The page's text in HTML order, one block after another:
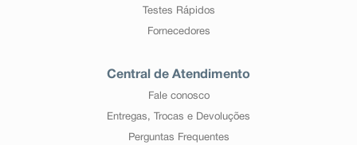
Testes Rápidos
Fornecedores
Central de Atendimento
Fale conosco
Entregas, Trocas e Devoluções
Perguntas Frequentes